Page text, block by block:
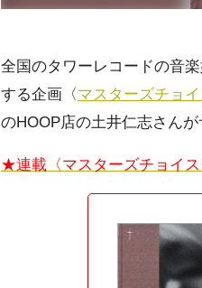
全国のタワーレコードの音
する企画〈マスターズチョイ
のHOOP店の土井仁志さん
★連載〈マスターズチョイ